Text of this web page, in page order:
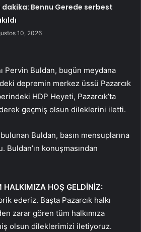
dakika: Bennu Gerede serbest
10, 2026
Pervin Buldan, bugün meydana
depremin merkez üssü Pazarcık
HDP Heyeti, Pazarcık’ta
geçmiş olsun dileklerini iletti.
Buldan, basın mensuplarına
Buldan’ın konuşmasından
HALKIMIZA HOŞ GELDİNİZ:
ederiz. Başta Pazarcık halkı
zarar gören tüm halkımıza
olsun dileklerimizi iletiyoruz.